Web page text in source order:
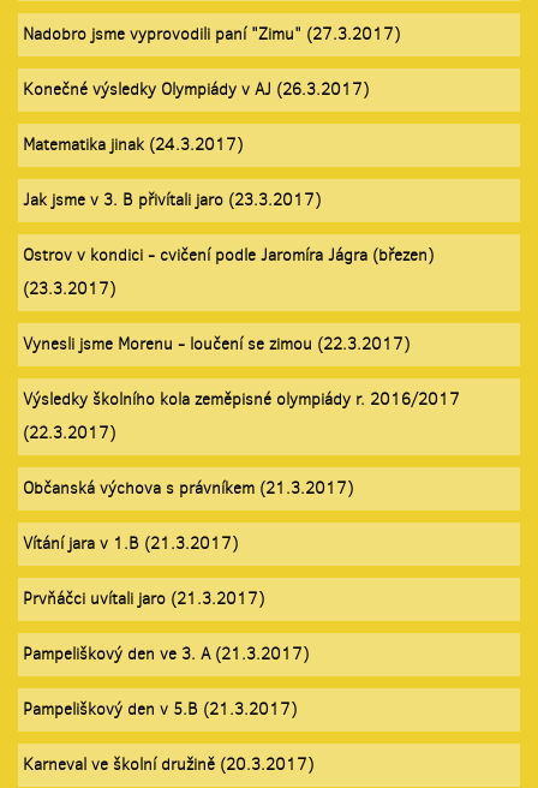
Nadobro jsme vyprovodili paní "Zimu" (27.3.2017)
Konečné výsledky Olympiády v AJ (26.3.2017)
Matematika jinak (24.3.2017)
Jak jsme v 3. B přivítali jaro (23.3.2017)
Ostrov v kondici - cvičení podle Jaromíra Jágra (březen)
(23.3.2017)
Vynesli jsme Morenu - loučení se zimou (22.3.2017)
Výsledky školního kola zeměpisné olympiády r. 2016/2017
(22.3.2017)
Občanská výchova s právníkem (21.3.2017)
Vítání jara v 1.B (21.3.2017)
Prvňáčci uvítali jaro (21.3.2017)
Pampeliškový den ve 3. A (21.3.2017)
Pampeliškový den v 5.B (21.3.2017)
Karneval ve školní družině (20.3.2017)